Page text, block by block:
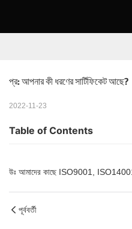
প্র: আপনার কী ধরণের সার্টিফিকেট আছে?
2022-11-23
Table of Contents
উঃ আমাদের কাছে ISO9001,
পূর্ববর্তী